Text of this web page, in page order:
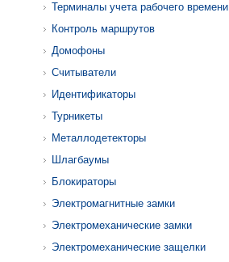
Терминалы учета рабочего времени
Контроль маршрутов
Домофоны
Считыватели
Идентификаторы
Турникеты
Металлодетекторы
Шлагбаумы
Блокираторы
Электромагнитные замки
Электромеханические замки
Электромеханические защелки